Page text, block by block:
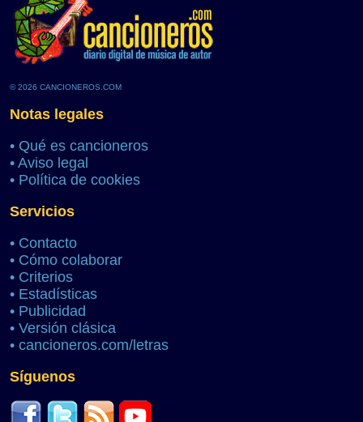
© 2026 CANCIONEROS.COM
Notas legales
• Qué es cancioneros
• Aviso legal
• Política de cookies
Servicios
• Contacto
• Cómo colaborar
• Criterios
• Estadísticas
• Publicidad
• Versión clásica
• cancioneros.com/letras
Síguenos